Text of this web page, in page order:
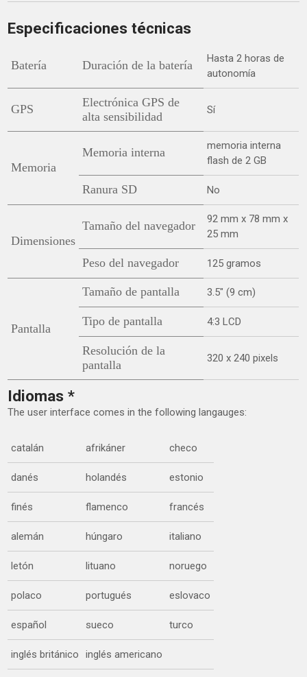
Especificaciones técnicas
Batería Duración de la batería
Hasta 2 horas de
autonomía
GPS
Electrónica GPS de
alta sensibilidad
Sí
Memoria
Memoria interna
memoria interna
flash de 2 GB
Ranura SD No
Dimensiones
Tamaño del navegador
92 mm x 78 mm x
25 mm
Peso del navegador 125 gramos
Pantalla
Tamaño de pantalla 3.5″ (9 cm)
Tipo de pantalla 4:3 LCD
Resolución de la
pantalla
320 x 240 pixels
Idiomas *
The user interface comes in the following langauges:
catalán afrikáner checo
danés holandés estonio
finés flamenco francés
alemán húngaro italiano
letón lituano noruego
polaco portugués eslovaco
español sueco turco
inglés británico inglés americano